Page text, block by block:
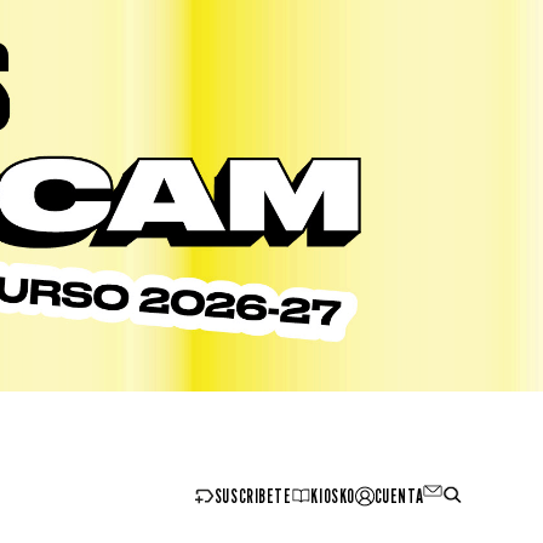
SUSCRIBETE KIOSKO CUENTA